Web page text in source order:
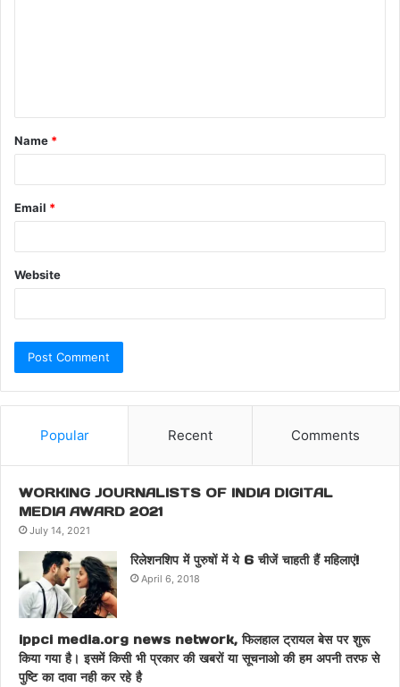
Name *
Email *
Website
Popular Recent Comments
WORKING JOURNALISTS OF INDIA DIGITAL
MEDIA AWARD 2021
July 14, 2021
रिलेशनशिप में पुरुषों में ये 6 चीजें चाहती हैं महिलाएं!
April 6, 2018
ippci media.org news network, फिलहाल ट्रायल बेस पर शुरू
किया गया है। इसमें किसी भी प्रकार की खबरों या सूचनाओ की हम अपनी तरफ से
पुष्टि का दावा नही कर रहे है